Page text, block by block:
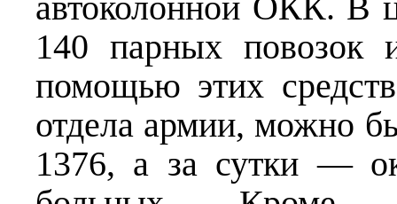
140 парных повозок
помощью этих
отдела армии, можно
1376, а за сутки —